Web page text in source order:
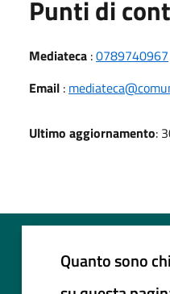
Punti di
Mediateca :0789740967
Email :
Ultimo aggiornamento:
Quanto sono